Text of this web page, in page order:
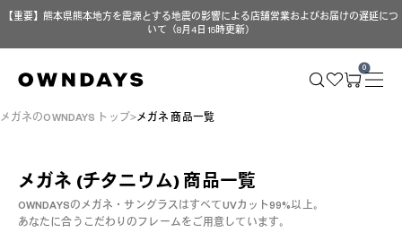
【重要】熊本県熊本地方を震源とする地震の影響による店舗営業およびお届けの遅延につ
いて（8月4日 15時更新）
0
メガネのOWNDAYS トップ メガネ 商品一覧
メガネ (チタニウム) 商品一覧
OWNDAYSのメガネ・サングラスはすべてUVカット99%以上。
あなたに合うこだわりのフレームをご用意しています。